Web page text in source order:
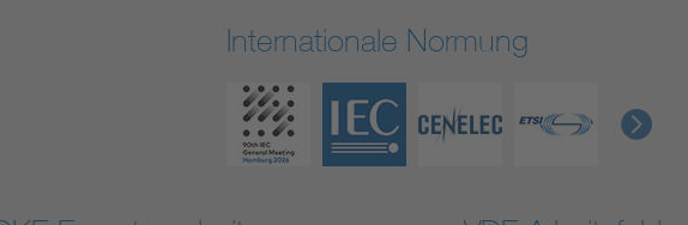
Internationale Normung